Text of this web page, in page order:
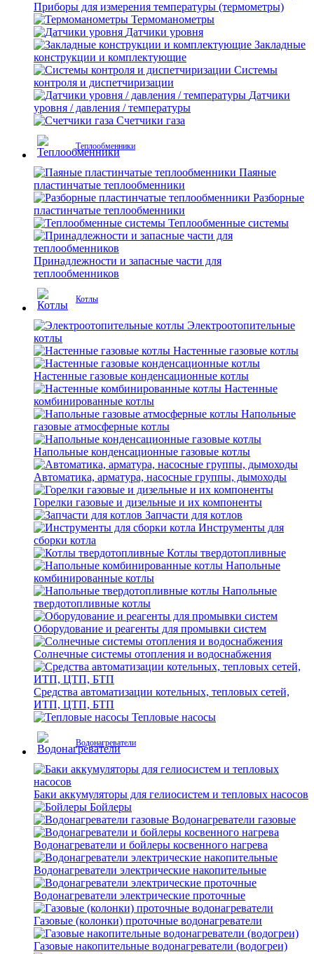
Приборы для измерения температуры (термометры)
Термоманометры
Датчики уровня
Закладные
конструкции и комплектующие
Системы
контроля и диспетчиризации
Датчики
уровня / давления / температуры
Счетчики газа
Теплообменники
Паяные
пластинчатые теплообменники
Разборные
пластинчатые теплообменники
Теплообменные системы
Принадлежности и запасные части для
теплообменников
Котлы
Электроотопительные
котлы
Настенные газовые котлы
Настенные газовые конденсационные котлы
Настенные
комбинированные котлы
Напольные
газовые атмосферные котлы
Напольные конденсационные газовые котлы
Автоматика, арматура, насосные группы, дымоходы
Горелки газовые и дизельные и их компоненты
Запчасти для котлов
Инструменты для
сборки котла
Котлы твердотопливные
Напольные
комбинированные котлы
Напольные
твердотопливные котлы
Оборудование и реагенты для промывки систем
Солнечные системы отопления и водоснабжения
Средства автоматизации котельных, тепловых сетей,
ИТП, ЦТП, БТП
Тепловые насосы
Водонагреватели
Баки аккумуляторы для гелиосистем и тепловых насосов
Бойлеры
Водонагреватели газовые
Водонагреватели и бойлеры косвенного нагрева
Водонагреватели электрические накопительные
Водонагреватели электрические проточные
Газовые (колонки) проточные водонагреватели
Газовые накопительные водонагреватели (водогреи)